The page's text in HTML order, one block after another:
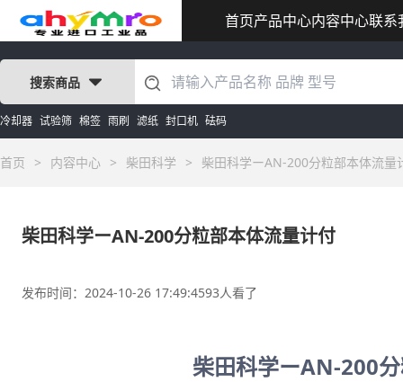
首页产品中心内容中心联系
搜索商品
冷却器 试验筛 棉签 雨刷 滤纸 封口机 砝码
首页 > 内容中心 > 柴田科学 > 柴田科学ーAN-200分粒部本体流量
柴田科学ーAN-200分粒部本体流量计付
发布时间：2024-10-26 17:49:4593人看了
柴田科学ーAN-200